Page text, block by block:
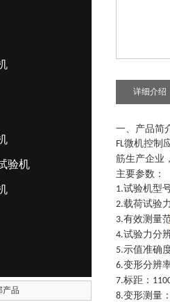
验机
产品
详细介绍
一、 产品简
FL微机控制
筋生产企业
主要参数 ：
1.试验机型
2.载荷试验
3.有效测量
4.试验力分辨
5.示值准确
6.变形分辨率
7.标距 ：
8.变形测量 ：